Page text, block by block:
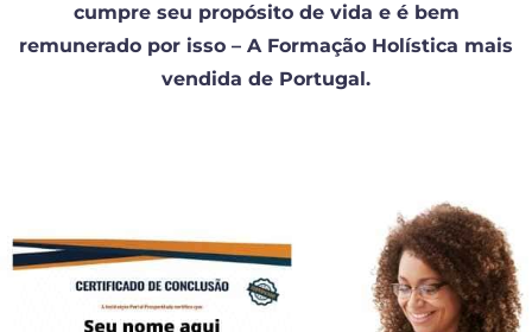
cumpre seu propósito de vida e é bem
remunerado por isso – A Formação Holística mais
vendida de Portugal.